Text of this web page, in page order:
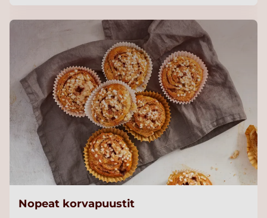
Nopeat korvapuustit